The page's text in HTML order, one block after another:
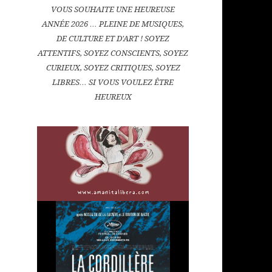
VOUS SOUHAITE UNE HEUREUSE
ANNÉE 2026 … PLEINE DE MUSIQUES,
DE CULTURE ET D'ART ! SOYEZ
ATTENTIFS, SOYEZ CONSCIENTS, SOYEZ
CURIEUX, SOYEZ CRITIQUES, SOYEZ
LIBRES… SI VOUS VOULEZ ÊTRE
HEUREUX